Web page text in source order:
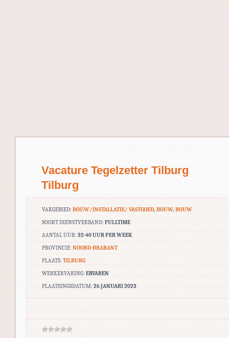
Vacature Tegelzetter Tilburg
Tilburg
VAKGEBIED: BOUW/INSTALLATIE/ VASTGOED, BOUW, BOUW
SOORT DIENSTVERBAND: FULLTIME
AANTAL UUR: 32-40 UUR PER WEEK
PROVINCIE: NOORD-BRABANT
PLAATS: TILBURG
WERKERVARING: ERVAREN
PLAATSINGSDATUM: 26 JANUARI 2023